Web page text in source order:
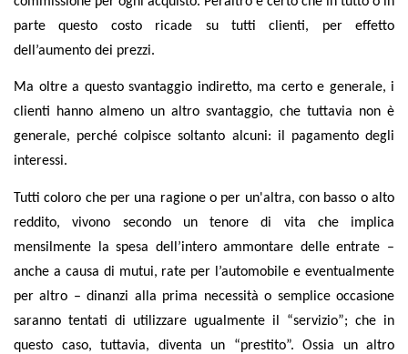
parte questo costo ricade su tutti clienti, per effetto
dell’aumento dei prezzi.
Ma oltre a questo svantaggio indiretto, ma certo e generale, i
clienti hanno almeno un altro svantaggio, che tuttavia non è
generale, perché colpisce soltanto alcuni: il pagamento degli
interessi.
Tutti coloro che per una ragione o per un'altra, con basso o alto
reddito, vivono secondo un tenore di vita che implica
mensilmente la spesa dell’intero ammontare delle entrate –
anche a causa di mutui, rate per l’automobile e eventualmente
per altro – dinanzi alla prima necessità o semplice occasione
saranno tentati di utilizzare ugualmente il “servizio”; che in
questo caso, tuttavia, diventa un “prestito”. Ossia un altro